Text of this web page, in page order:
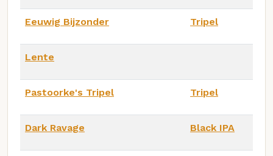
Eeuwig Bijzonder Tripel
Lente
Pastoorke's Tripel Tripel
Dark Ravage Black IPA